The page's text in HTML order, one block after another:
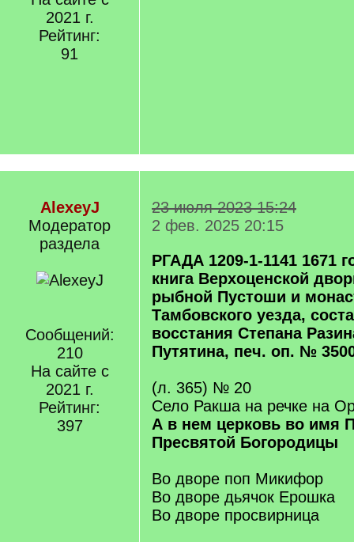
2021 г.
Рейтинг:
91
AlexeyJ
Модератор
раздела
Сообщений:
210
На сайте с
2021 г.
Рейтинг:
397
23 июля 2023 15:24
2 фев. 2025 20:15
РГАДА 1209-1-1141 1671
книга Верхоценской
рыбной Пустоши и
Тамбовского уезда,
восстания Степана
Путятина, печ. оп. №
(л. 365) № 20
Село Ракша на речке на
А в нем церковь во имя
Пресвятой Богородицы
Во дворе поп Микифор
Во дворе дьячок Ерошка
Во дворе просвирница